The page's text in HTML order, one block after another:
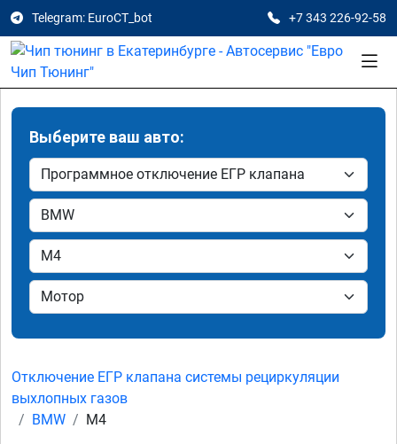
Telegram: EuroCT_bot +7 343 226-92-58
Выберите ваш авто:
Отключение ЕГР клапана системы рециркуляции
выхлопных газов
BMW
M4